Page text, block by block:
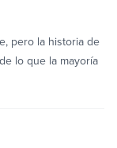
pero la historia de
lo que la mayoría